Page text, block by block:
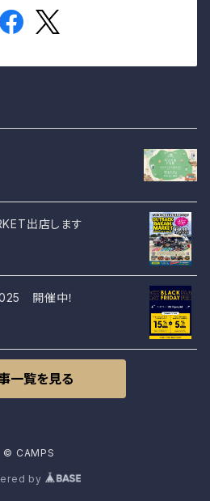
出店します
開催中！
一覧を見る
© CAMPS
by